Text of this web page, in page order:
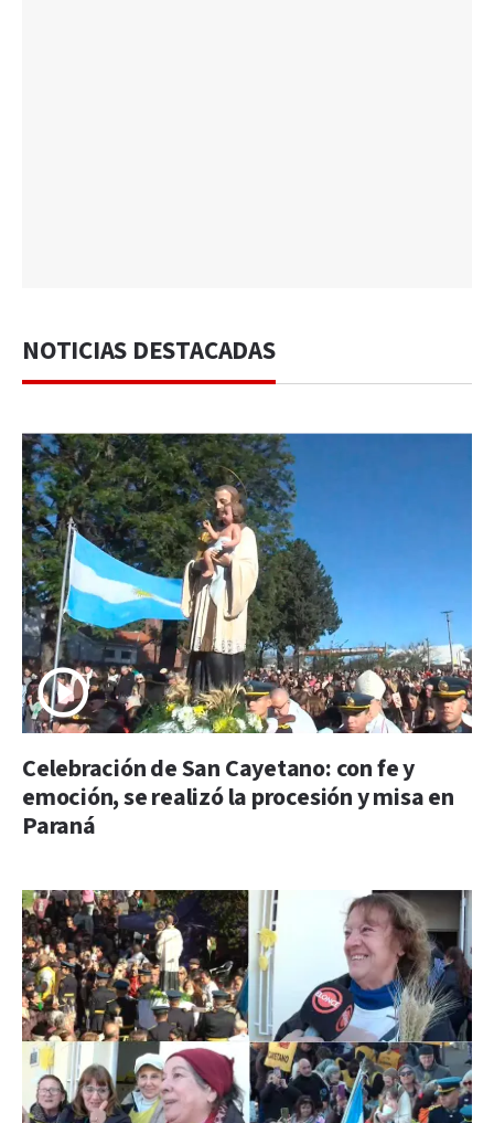
NOTICIAS DESTACADAS
Celebración de San Cayetano: con fe y
emoción, se realizó la procesión y misa en
Paraná